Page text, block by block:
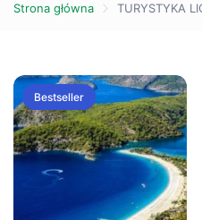
Strona główna TURYSTYKA
Bestseller